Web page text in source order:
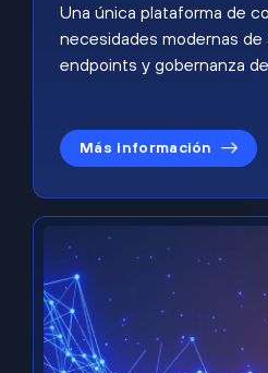
Una única plataforma de
necesidades modernas de
endpoints y gobernanza
Más información